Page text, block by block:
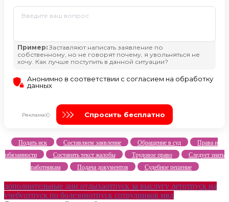
Подать иск Составляем заявление Обращение в суд
Права и
обязанности
Составить текст жалобы Трудовое право
Следует знать
работникам
Подача документов Судебное решение
дополнительные дни отдыхаотпуск за выслугу летотпуск на
учебуотпуск по болезниотпуск сотрудников мвд